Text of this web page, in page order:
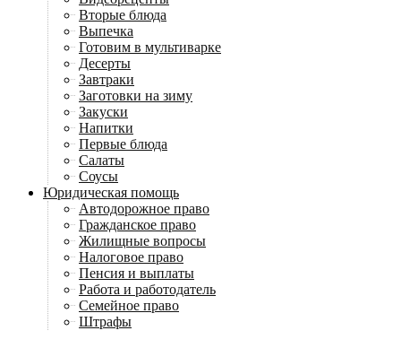
Вторые блюда
Выпечка
Готовим в мультиварке
Десерты
Завтраки
Заготовки на зиму
Закуски
Напитки
Первые блюда
Салаты
Соусы
Юридическая помощь
Автодорожное право
Гражданское право
Жилищные вопросы
Налоговое право
Пенсия и выплаты
Работа и работодатель
Семейное право
Штрафы